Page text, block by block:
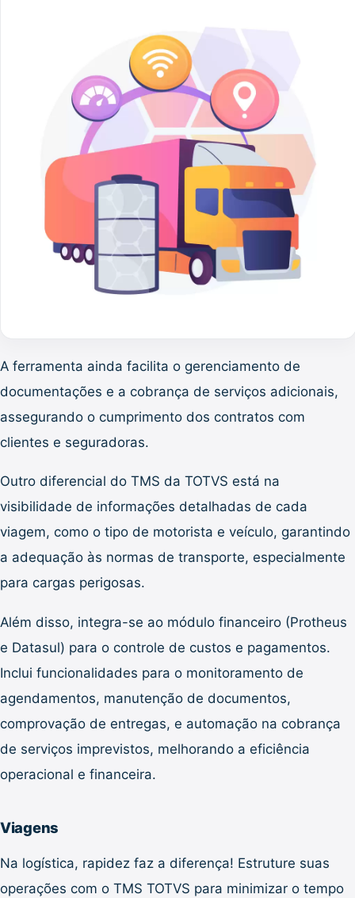
A ferramenta ainda facilita o gerenciamento de
documentações e a cobrança de serviços adicionais,
assegurando o cumprimento dos contratos com
clientes e seguradoras.
Outro diferencial do TMS da TOTVS está na
visibilidade de informações detalhadas de cada
viagem, como o tipo de motorista e veículo, garantindo
a adequação às normas de transporte, especialmente
para cargas perigosas.
Além disso, integra-se ao módulo financeiro (Protheus
e Datasul) para o controle de custos e pagamentos.
Inclui funcionalidades para o monitoramento de
agendamentos, manutenção de documentos,
comprovação de entregas, e automação na cobrança
de serviços imprevistos, melhorando a eficiência
operacional e financeira.
Viagens
Na logística, rapidez faz a diferença! Estruture suas
operações com o TMS TOTVS para minimizar o tempo